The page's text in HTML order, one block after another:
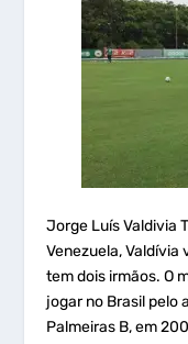
Jorge Luís Valdivia
Venezuela, Valdívia
tem dois irmãos. O
jogar no Brasil pelo
Palmeiras B, em